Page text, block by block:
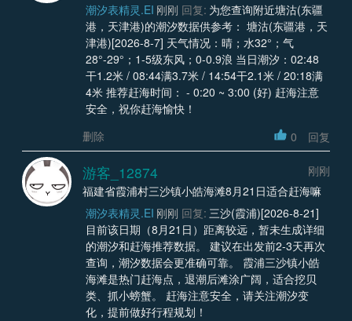
潮汐表精灵.EI 刚刚 回复: 为您查询附近塘沽(东疆
港，天津港)的潮汐数据供参考： 塘沽(东疆港，天
津港)[2026-8-7] 天气情况：晴；水32°；气
28°-29°；1-5级东风；0-0.9浪 当日潮汐：02:48
干1.2米 / 08:44满3.7米 / 14:54干2.1米 / 20:18满
4米 推荐赶海时间： - 0:20 ~ 3:00 (好) 赶海注意
安全，祝你赶海愉快！
删除
0 回复
游客_12874
刚刚
福建省霞浦村三沙镇小皓海滩8月21日适合赶海嘛
潮汐表精灵.EI 刚刚 回复: 三沙(霞浦)[2026-8-21]
目前该日期（8月21日）距离较远，暂未生成详细
的潮汐和赶海推荐数据。 建议在出发前2-3天再次
查询，潮汐数据会更准确可靠。 霞浦三沙镇小皓
海滩是热门赶海点，退潮后滩涂广阔，适合挖贝
类、抓小螃蟹。 赶海注意安全，请关注潮汐变
化，提前做好行程规划！